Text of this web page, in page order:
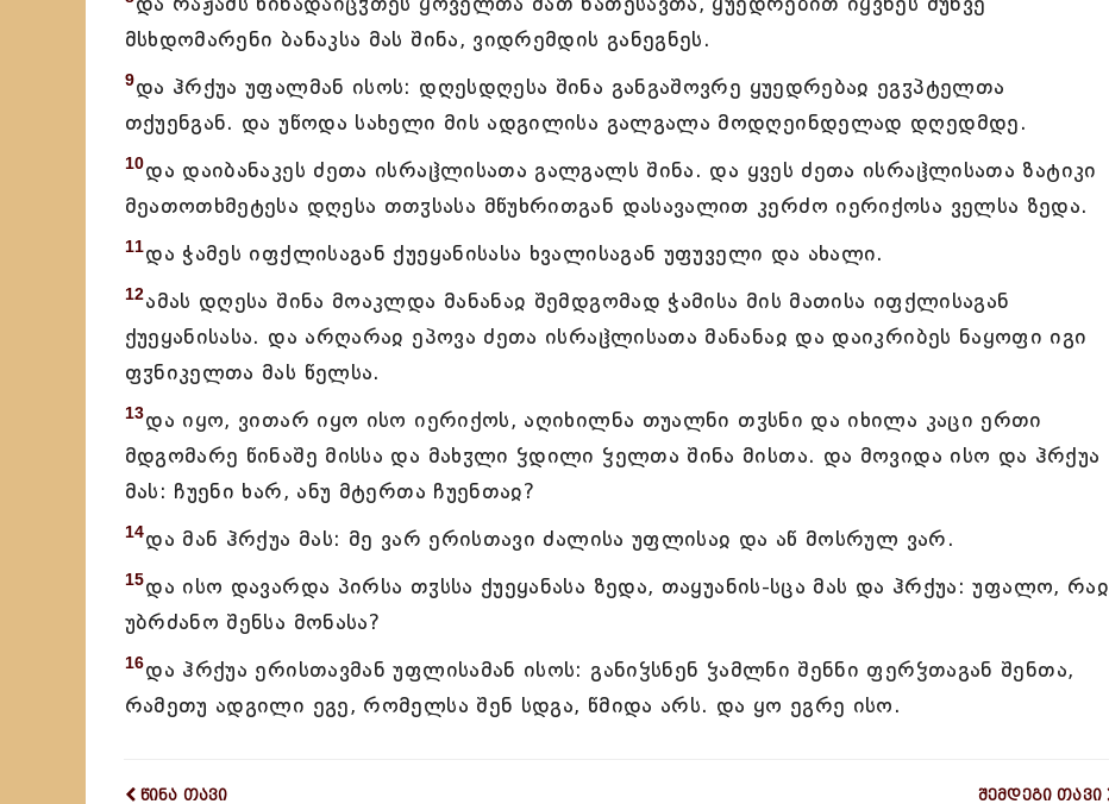
მსხდომარენი ბანაკსა მას შინა, ვიდრემდის განეგნეს.
9და ჰრქუა უფალმან ისოს: დღესდღესა შინა განგაშოვრე ყუედრებაჲ ეგჳპტელთა
თქუენგან. და უწოდა სახელი მის ადგილისა გალგალა მოდღეინდელად დღედმდე.
10და დაიბანაკეს ძეთა ისრაჱლისათა გალგალს შინა. და ყვეს ძეთა ისრაჱლისათა ზატიკი
მეათოთხმეტესა დღესა თთჳსასა მწუხრითგან დასავალით კერძო იერიქოსა ველსა ზედა.
11და ჭამეს იფქლისაგან ქუეყანისასა ხვალისაგან უფუველი და ახალი.
12ამას დღესა შინა მოაკლდა მანანაჲ შემდგომად ჭამისა მის მათისა იფქლისაგან
ქუეყანისასა. და არღარაჲ ეპოვა ძეთა ისრაჱლისათა მანანაჲ და დაიკრიბეს ნაყოფი იგი
ფჳნიკელთა მას წელსა.
13და იყო, ვითარ იყო ისო იერიქოს, აღიხილნა თუალნი თჳსნი და იხილა კაცი ერთი
მდგომარე წინაშე მისსა და მახჳლი ჴდილი ჴელთა შინა მისთა. და მოვიდა ისო და ჰრქუა
მას: ჩუენი ხარ, ანუ მტერთა ჩუენთაჲ?
14და მან ჰრქუა მას: მე ვარ ერისთავი ძალისა უფლისაჲ და აწ მოსრულ ვარ.
15და ისო დავარდა პირსა თჳსსა ქუეყანასა ზედა, თაყუანის-სცა მას და ჰრქუა: უფალო, რაჲ
უბრძანო შენსა მონასა?
16და ჰრქუა ერისთავმან უფლისამან ისოს: განიჴსნენ ჴამლნი შენნი ფერჴთაგან შენთა,
რამეთუ ადგილი ეგე, რომელსა შენ სდგა, წმიდა არს. და ყო ეგრე ისო.
წინა თავი შემდეგი თავი